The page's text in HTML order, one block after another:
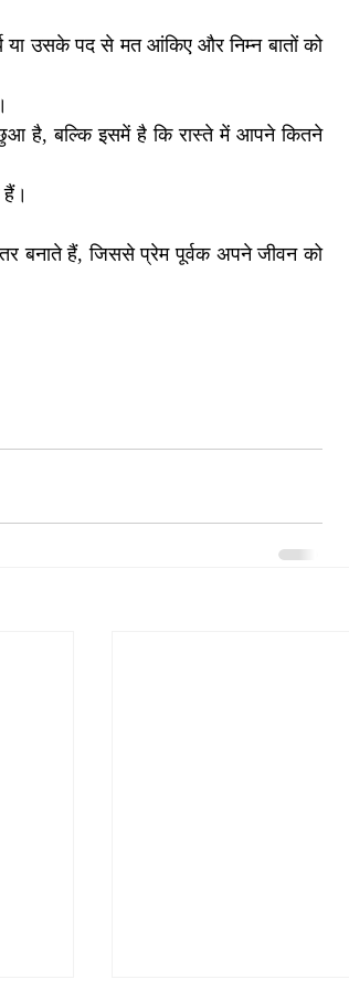
या उसके पद से मत आंकिए और निम्न बातों को
है, बल्कि इसमें है कि रास्ते में आपने कितने
बनाते हैं, जिससे प्रेम पूर्वक अपने जीवन को